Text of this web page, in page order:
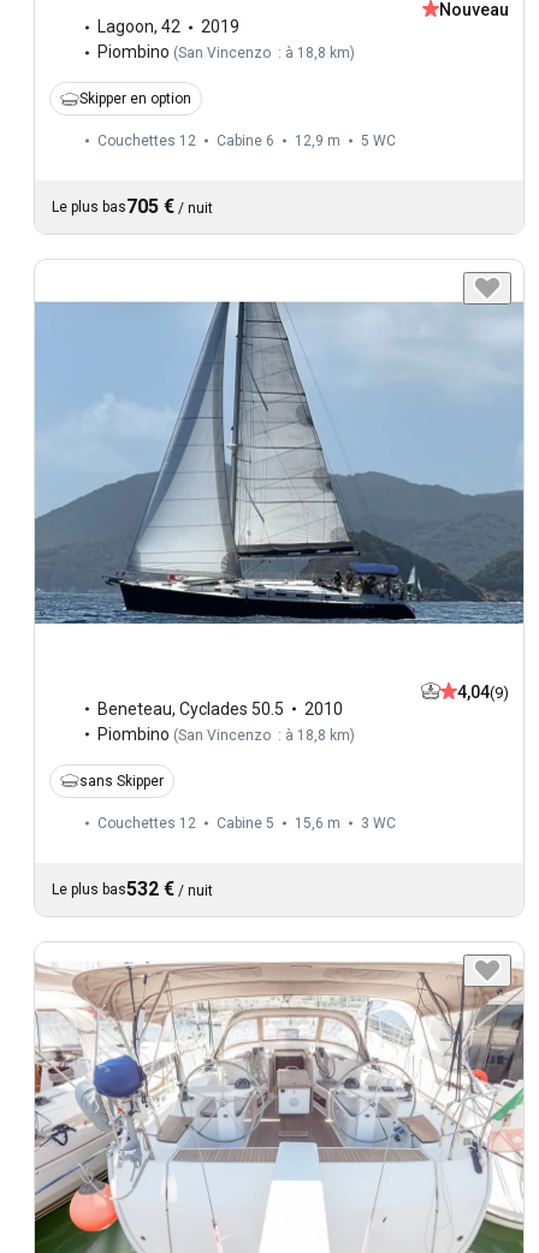
Lagoon, 42
2019
Piombino (San Vincenzo : à 18,8 km)
Nouveau
Skipper en option
Couchettes 12 Cabine 6 12,9 m 5 WC
Le plus bas705 € / nuit
Beneteau, Cyclades 50.5
2010
Piombino (San Vincenzo : à 18,8 km)
4,04(9)
sans Skipper
Couchettes 12 Cabine 5 15,6 m 3 WC
Le plus bas532 € / nuit